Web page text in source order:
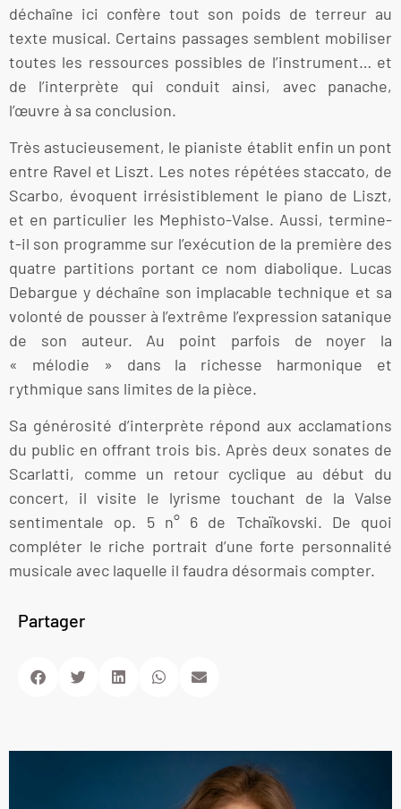
déchaîne ici confère tout son poids de terreur au
texte musical. Certains passages semblent mobiliser
toutes les ressources possibles de l’instrument… et
de l’interprète qui conduit ainsi, avec panache,
l’œuvre à sa conclusion.
Très astucieusement, le pianiste établit enfin un pont
entre Ravel et Liszt. Les notes répétées staccato, de
Scarbo, évoquent irrésistiblement le piano de Liszt,
et en particulier les Mephisto-Valse. Aussi, termine-
t-il son programme sur l’exécution de la première des
quatre partitions portant ce nom diabolique. Lucas
Debargue y déchaîne son implacable technique et sa
volonté de pousser à l’extrême l’expression satanique
de son auteur. Au point parfois de noyer la
« mélodie » dans la richesse harmonique et
rythmique sans limites de la pièce.
Sa générosité d’interprète répond aux acclamations
du public en offrant trois bis. Après deux sonates de
Scarlatti, comme un retour cyclique au début du
concert, il visite le lyrisme touchant de la Valse
sentimentale op. 5 n° 6 de Tchaïkovski. De quoi
compléter le riche portrait d’une forte personnalité
musicale avec laquelle il faudra désormais compter.
Partager